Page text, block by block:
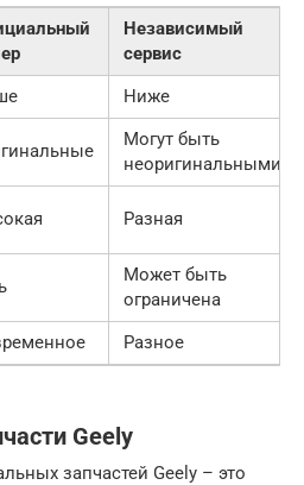
Независимый
сервис
Ниже
Могут быть
неоригинальными
Разная
Может быть
ограничена
Разное
Geely
запчастей Geely – это